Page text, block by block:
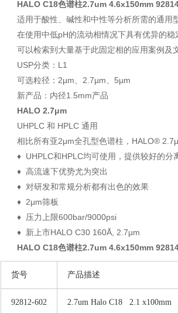
HALO C18色谱柱2.7um 4.6x150mm
适用于酸性、碱性和中性等分析所需的通用
在使用中低pH的流动相情况下具有优异的稳
可以检索到大量基于此固定相的应用案例及
USP分类：L1
可选粒径：2µm、2.7µm、5µm
新产品：内径1.5mm产品
HALO 2.7μm
UHPLC 和 HPLC 通用
相比所有亚2μm全孔型色谱柱，HALO®
♦ UHPLC和HPLC均可使用，提供较好的分
♦ 高流速下优势尤为突出
♦ 对研发和常规分析都有出色的效果
♦ 2μm筛板
♦ 压力上限600bar/9000psi
♦ 新上市HALO C30 160Å, 2.7μm
HALO C18色谱柱2.7um 4.6x150mm
货号 产品描述
92812-602 2.7um Halo C18 2.1 x100mm